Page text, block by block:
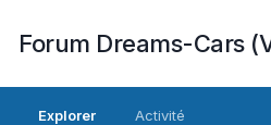
Forum Dreams-Cars
Explorer Activité